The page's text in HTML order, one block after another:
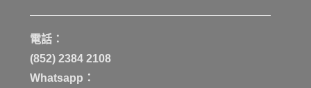
電話：
(852) 2384 2108
Whatsapp：